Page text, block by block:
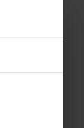
von
40 %
denken
zu